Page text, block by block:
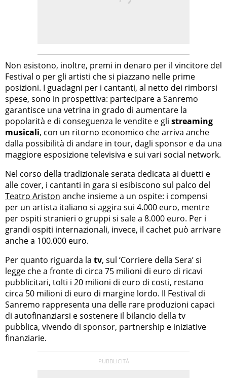
Non esistono, inoltre, premi in denaro per il vincitore del
Festival o per gli artisti che si piazzano nelle prime
posizioni. I guadagni per i cantanti, al netto dei rimborsi
spese, sono in prospettiva: partecipare a Sanremo
garantisce una vetrina in grado di aumentare la
popolarità e di conseguenza le vendite e gli streaming
musicali, con un ritorno economico che arriva anche
dalla possibilità di andare in tour, dagli sponsor e da una
maggiore esposizione televisiva e sui vari social network.
Nel corso della tradizionale serata dedicata ai duetti e
alle cover, i cantanti in gara si esibiscono sul palco del
Teatro Ariston anche insieme a un ospite: i compensi
per un artista italiano si aggira sui 4.000 euro, mentre
per ospiti stranieri o gruppi si sale a 8.000 euro. Per i
grandi ospiti internazionali, invece, il cachet può arrivare
anche a 100.000 euro.
Per quanto riguarda la tv, sul ‘Corriere della Sera’ si
legge che a fronte di circa 75 milioni di euro di ricavi
pubblicitari, tolti i 20 milioni di euro di costi, restano
circa 50 milioni di euro di margine lordo. Il Festival di
Sanremo rappresenta una delle rare produzioni capaci
di autofinanziarsi e sostenere il bilancio della tv
pubblica, vivendo di sponsor, partnership e iniziative
finanziarie.